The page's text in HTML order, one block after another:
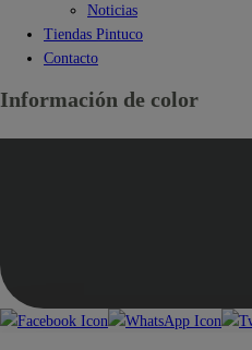
Noticias
Tiendas Pintuco
Contacto
Información de color